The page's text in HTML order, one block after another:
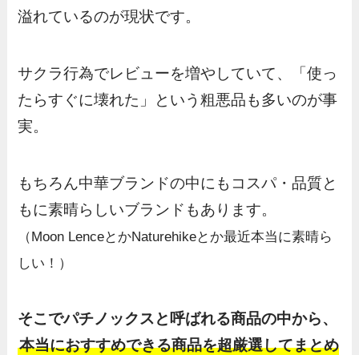
溢れているのが現状です。
サクラ行為でレビューを増やしていて、「使っ
たらすぐに壊れた」という粗悪品も多いのが事
実。
もちろん中華ブランドの中にもコスパ・品質と
もに素晴らしいブランドもあります。
（Moon LenceとかNaturehikeとか最近本当に素晴ら
しい！）
そこでパチノックスと呼ばれる商品の中から、
本当におすすめできる商品を超厳選してまとめ